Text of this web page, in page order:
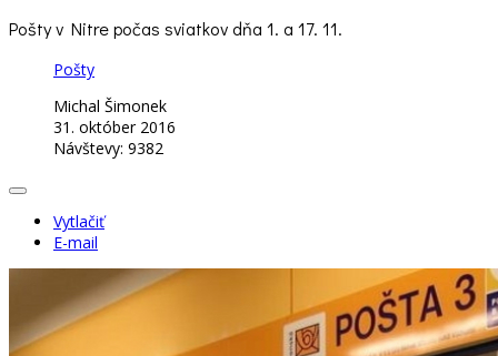
Pošty v Nitre počas sviatkov dňa 1. a 17. 11.
Pošty
Michal Šimonek
31. október 2016
Návštevy: 9382
Vytlačiť
E-mail